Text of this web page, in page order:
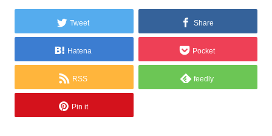
Tweet Share
Hatena Pocket
RSS feedly
Pin it